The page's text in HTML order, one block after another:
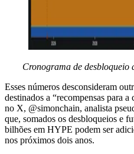
Cronograma de
Esses números desconsideram
destinados a “recompensas para
no X, @simonchain, analista
que, somados os desbloqueios e
bilhões em HYPE podem ser
nos próximos dois anos.